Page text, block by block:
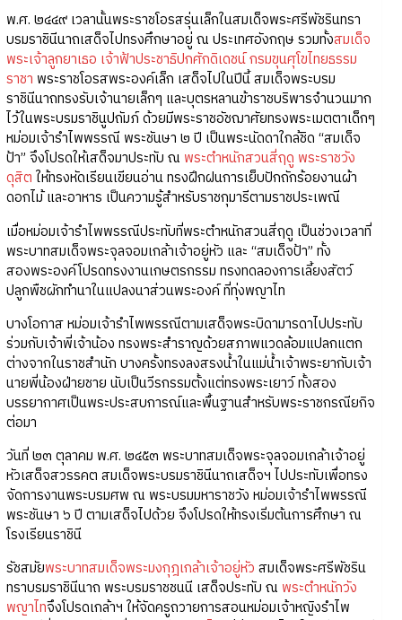
พ.ศ. ๒๔๔๙ เวลานั้นพระราชโอรสรุ่นเล็กในสมเด็จพระศรีพัชรินทรา
บรมราชินีนาถเสด็จไปทรงศึกษาอยู่ ณ ประเทศอังกฤษ รวมทั้งสมเด็จ
พระเจ้าลูกยาเธอ เจ้าฟ้าประชาธิปกศักดิเดชน์ กรมขุนศุโขไทยธรรม
ราชา พระราชโอรสพระองค์เล็ก เสด็จไปในปีนี้ สมเด็จพระบรม
ราชินีนาถทรงรับเจ้านายเล็กๆ และบุตรหลานข้าราชบริพารจำนวนมาก
ไว้ในพระบรมราชินูปถัมภ์ ด้วยมีพระราชอัชฌาศัยทรงพระเมตตาเด็กๆ
หม่อมเจ้ารำไพพรรณี พระชันษา ๒ ปี เป็นพระนัดดาใกล้ชิด “สมเด็จ
ป้า” จึงโปรดให้เสด็จมาประทับ ณ พระตำหนักสวนสี่ฤดู พระราชวัง
ดุสิต ให้ทรงหัดเรียนเขียนอ่าน ทรงฝึกฝนการเย็บปักถักร้อยงานผ้า
ดอกไม้ และอาหาร เป็นความรู้สำหรับราชกุมารีตามราชประเพณี
เมื่อหม่อมเจ้ารำไพพรรณีประทับที่พระตำหนักสวนสี่ฤดู เป็นช่วงเวลาที่
พระบาทสมเด็จพระจุลจอมเกล้าเจ้าอยู่หัว และ “สมเด็จป้า” ทั้ง
สองพระองค์โปรดทรงงานเกษตรกรรม ทรงทดลองการเลี้ยงสัตว์
ปลูกพืชผักทำนาในแปลงนาส่วนพระองค์ ที่ทุ่งพญาไท
บางโอกาส หม่อมเจ้ารำไพพรรณีตามเสด็จพระบิดามารดาไปประทับ
ร่วมกับเจ้าพี่เจ้าน้อง ทรงพระสำราญด้วยสภาพแวดล้อมแปลกแตก
ต่างจากในราชสำนัก บางครั้งทรงลงสรงน้ำในแม่น้ำเจ้าพระยากับเจ้า
นายพี่น้องฝ่ายชาย นับเป็นวีรกรรมตั้งแต่ทรงพระเยาว์ ทั้งสอง
บรรยากาศเป็นพระประสบการณ์และพื้นฐานสำหรับพระราชกรณียกิจ
ต่อมา
วันที่ ๒๓ ตุลาคม พ.ศ. ๒๔๕๓ พระบาทสมเด็จพระจุลจอมเกล้าเจ้าอยู่
หัวเสด็จสวรรคต สมเด็จพระบรมราชินีนาถเสด็จฯ ไปประทับเพื่อทรง
จัดการงานพระบรมศพ ณ พระบรมมหาราชวัง หม่อมเจ้ารำไพพรรณี
พระชันษา ๖ ปี ตามเสด็จไปด้วย จึงโปรดให้ทรงเริ่มต้นการศึกษา ณ
โรงเรียนราชินี
รัชสมัยพระบาทสมเด็จพระมงกุฎเกล้าเจ้าอยู่หัว สมเด็จพระศรีพัชริน
ทราบรมราชินีนาถ พระบรมราชชนนี เสด็จประทับ ณ พระตำหนักวัง
พญาไทจึงโปรดเกล้าฯ ให้จัดครูถวายการสอนหม่อมเจ้าหญิงรำไพ